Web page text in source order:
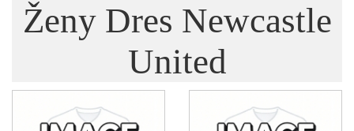
Ženy Dres Newcastle
United